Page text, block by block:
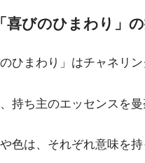
喜びのひまわり」
ひまわり」はチャネリン
持ち主のエッセンスを曼
色は、それぞれ意味を持